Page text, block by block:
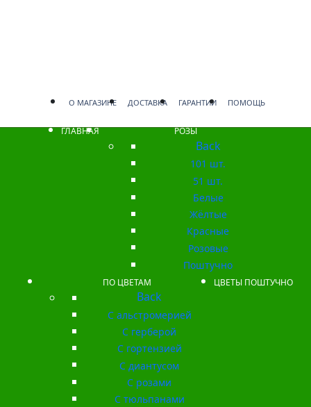
О МАГАЗИНЕ ДОСТАВКА ГАРАНТИИ ПОМОЩЬ
ГЛАВНАЯ РОЗЫ
Back
101 шт.
51 шт.
Белые
Жёлтые
Красные
Розовые
Поштучно
ПО ЦВЕТАМ
Back
С альстромерией
С герберой
С гортензией
С диантусом
С розами
С тюльпанами
ЦВЕТЫ ПОШТУЧНО